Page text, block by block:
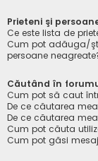
Prieteni şi
Ce este lista de
Cum pot adăuga/
persoane
Căutând în
Cum pot să caut
De ce căutarea
De ce căutarea
Cum pot căuta
Cum pot găsi